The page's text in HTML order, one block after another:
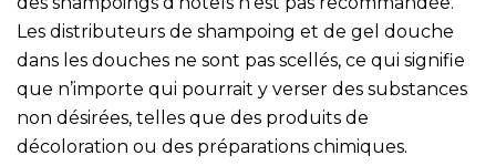
Les distributeurs de shampoing et de gel douche
dans les douches ne sont pas scellés, ce qui signifie
que n’importe qui pourrait y verser des substances
non désirées, telles que des produits de
décoloration ou des préparations chimiques.